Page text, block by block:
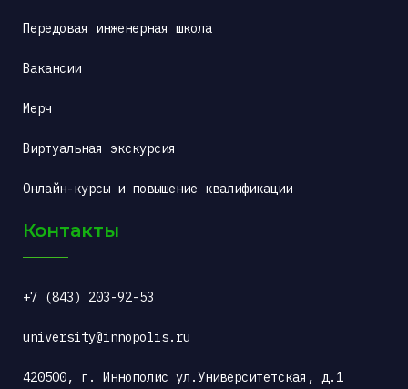
Передовая инженерная школа
Вакансии
Мерч
Виртуальная экскурсия
Онлайн-курсы и повышение квалификации
Контакты
+7 (843) 203-92-53
university@innopolis.ru
420500, г. Иннополис ул.Университетская, д.1